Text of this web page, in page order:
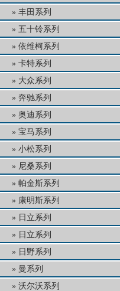
丰田系列
五十铃系列
依维柯系列
卡特系列
大众系列
奔驰系列
奥迪系列
宝马系列
小松系列
尼桑系列
帕金斯系列
康明斯系列
日立系列
日立系列
日野系列
曼系列
沃尔沃系列